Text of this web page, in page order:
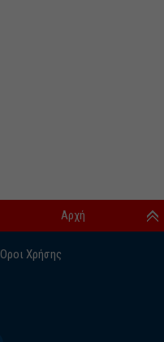
Οροι Χρήσης
Αρχή